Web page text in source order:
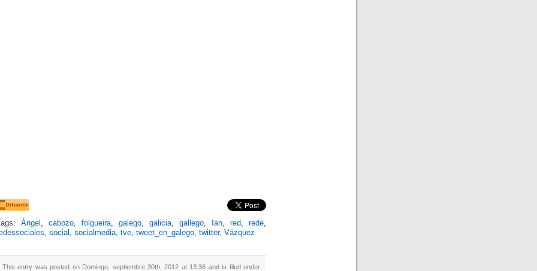
Ángel , cabozo, folgueira, galego, galicia, gallego, Ian, red, rede,
, social , socialmedia, tve, tweet_en_galego, twitter, Vázquez
This entry was posted on Domingo, septiembre 30th, 2012 at 13:36 and is filed under